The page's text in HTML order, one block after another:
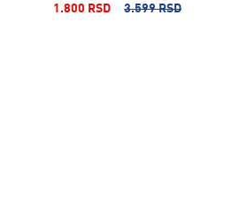
1.800 RSD 3.599 RSD